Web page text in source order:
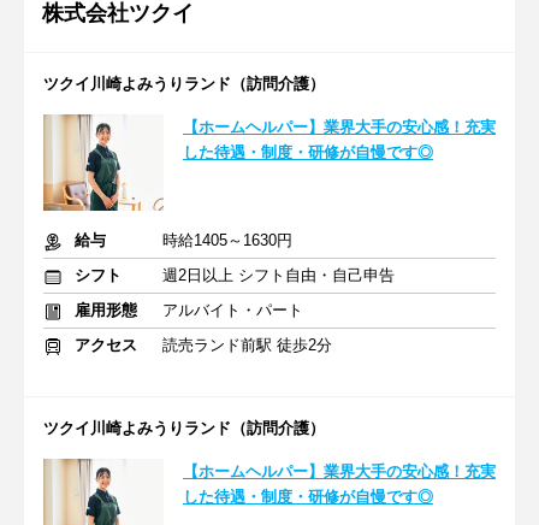
株式会社ツクイ
ツクイ川崎よみうりランド（訪問介護）
【ホームヘルパー】業界大手の安心感！充実
した待遇・制度・研修が自慢です◎
給与
時給1405～1630円
シフト
週2日以上 シフト自由・自己申告
雇用形態
アルバイト・パート
アクセス
読売ランド前駅 徒歩2分
ツクイ川崎よみうりランド（訪問介護）
【ホームヘルパー】業界大手の安心感！充実
した待遇・制度・研修が自慢です◎